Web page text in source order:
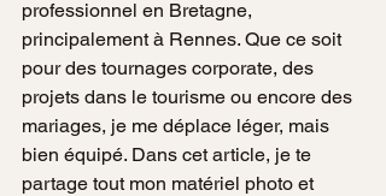
professionnel en Bretagne,
principalement à Rennes. Que ce soit
pour des tournages corporate, des
projets dans le tourisme ou encore des
mariages, je me déplace léger, mais
bien équipé. Dans cet article, je te
partage tout mon matériel photo et